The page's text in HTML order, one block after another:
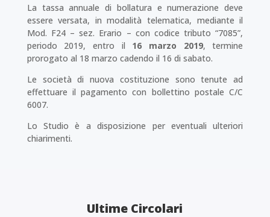
La tassa annuale di bollatura e numerazione deve
essere versata, in modalità telematica, mediante il
Mod. F24 – sez. Erario – con codice tributo “7085”,
periodo 2019, entro il 16 marzo 2019, termine
prorogato al 18 marzo cadendo il 16 di sabato.
Le società di nuova costituzione sono tenute ad
effettuare il pagamento con bollettino postale C/C
6007.
Lo Studio è a disposizione per eventuali ulteriori
chiarimenti.
Ultime Circolari